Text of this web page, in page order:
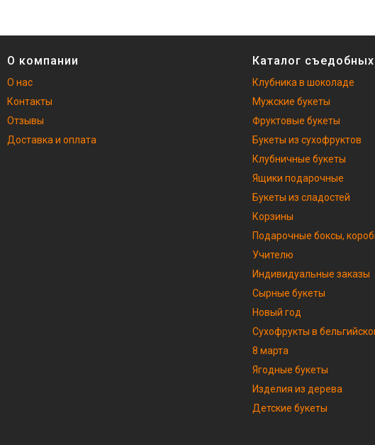
О компании
О нас
Контакты
Отзывы
Доставка и оплата
Каталог съедобных
Клубника в шоколаде
Мужские букеты
Фруктовые букеты
Букеты из сухофруктов
Клубничные букеты
Ящики подарочные
Букеты из сладостей
Корзины
Подарочные боксы,
Учителю
Индивидуальные заказы
Сырные букеты
Новый год
Сухофрукты в
8 марта
Ягодные букеты
Изделия из дерева
Детские букеты